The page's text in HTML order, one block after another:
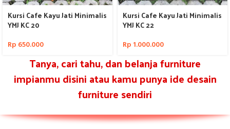
Kursi Cafe Kayu Jati Minimalis
YMJ KC 20
Rp 650.000
Kursi Cafe Kayu Jati Minimalis
YMJ KC 22
Rp 1.000.000
Tanya, cari tahu, dan belanja furniture
impianmu disini atau kamu punya ide desain
furniture sendiri